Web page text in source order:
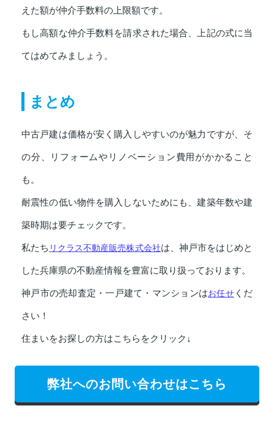
えた額が仲介手数料の上限額です。
もし高額な仲介手数料を請求された場合、上記の式に当
てはめてみましょう。
まとめ
中古戸建は価格が安く購入しやすいのが魅力ですが、そ
の分、リフォームやリノベーション費用がかかること
も。
耐震性の低い物件を購入しないためにも、建築年数や建
築時期は要チェックです。
私たち リクラス不動産販売株式会社は、神戸市をはじめと
した兵庫県の不動産情報を豊富に取り扱っております。
神戸市の売却査定・一戸建て・マンションはお任せくだ
さい！
住まいをお探しの方はこちらをクリック↓
弊社へのお問い合わせはこちら